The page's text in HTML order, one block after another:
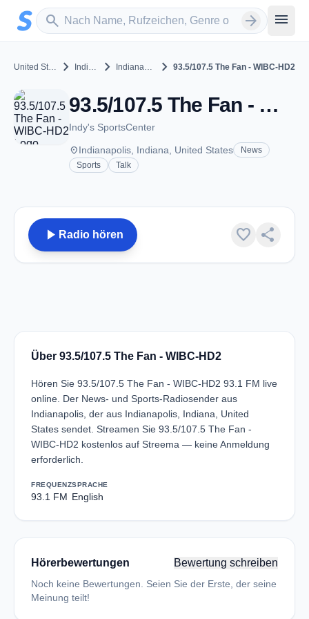
Zum Hauptinhalt springen
search
Sender suchen arrow_forward menu
United States chevron_right Indiana chevron_right Indianapolis chevron_right 93.5/107.5 The Fan - WIBC-HD2
93.5/107.5 The Fan - WIBC-HD2 - FM 93.1 - Indianapolis, IN
Indy's SportsCenter
placeIndianapolis, Indiana, United States
News
Sports
Talk
play_arrow Radio hören favorite share
Über 93.5/107.5 The Fan - WIBC-HD2
Hören Sie 93.5/107.5 The Fan - WIBC-HD2 93.1 FM live
online. Der News- und Sports-Radiosender aus
Indianapolis, der aus Indianapolis, Indiana, United
States sendet. Streamen Sie 93.5/107.5 The Fan -
WIBC-HD2 kostenlos auf Streema — keine Anmeldung
erforderlich.
FREQUENZ
93.1 FM
SPRACHE
English
Hörerbewertungen Bewertung schreiben
Noch keine Bewertungen. Seien Sie der Erste, der seine
Meinung teilt!